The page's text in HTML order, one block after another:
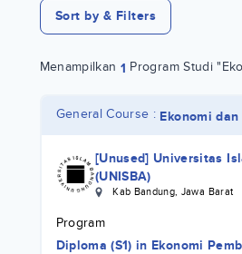
Sort by & Filters
Menampilkan 1 Program Studi
General Course : Ekonomi
[Unused] Universitas
(UNISBA)
Kab Bandung, Jawa Barat
Program
Diploma (S1) in Ekonomi